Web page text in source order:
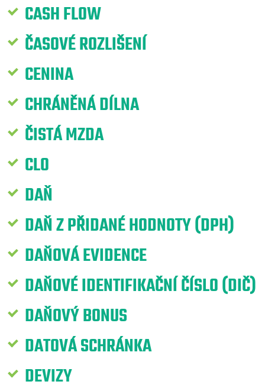
CASH FLOW
ČASOVÉ ROZLIŠENÍ
CENINA
CHRÁNĚNÁ DÍLNA
ČISTÁ MZDA
CLO
DAŇ
DAŇ Z PŘIDANÉ HODNOTY (DPH)
DAŇOVÁ EVIDENCE
DAŇOVÉ IDENTIFIKAČNÍ ČÍSLO (DIČ)
DAŇOVÝ BONUS
DATOVÁ SCHRÁNKA
DEVIZY